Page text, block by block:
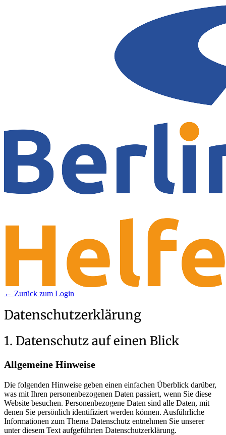
← Zurück zum Login
Datenschutz­erklärung
1. Datenschutz auf einen Blick
Allgemeine Hinweise
Die folgenden Hinweise geben einen einfachen Überblick darüber,
was mit Ihren personenbezogenen Daten passiert, wenn Sie diese
Website besuchen. Personenbezogene Daten sind alle Daten, mit
denen Sie persönlich identifiziert werden können. Ausführliche
Informationen zum Thema Datenschutz entnehmen Sie unserer
unter diesem Text aufgeführten Datenschutzerklärung.